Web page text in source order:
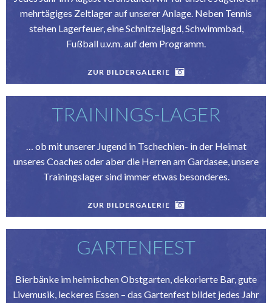
mehrtägiges Zeltlager auf unserer Anlage. Neben Tennis
stehen Lagerfeuer, eine Schnitzeljagd, Schwimmbad,
Fußball u.v.m. auf dem Programm.
ZUR BILDERGALERIE
TRAININGS-LAGER
… ob mit unserer Jugend in Tschechien- in der Heimat
unseres Coaches oder aber die Herren am Gardasee, unsere
Trainingslager sind immer etwas besonderes.
ZUR BILDERGALERIE
GARTENFEST
Bierbänke im heimischen Obstgarten, dekorierte Bar, gute
Livemusik, leckeres Essen – das Gartenfest bildet jedes Jahr